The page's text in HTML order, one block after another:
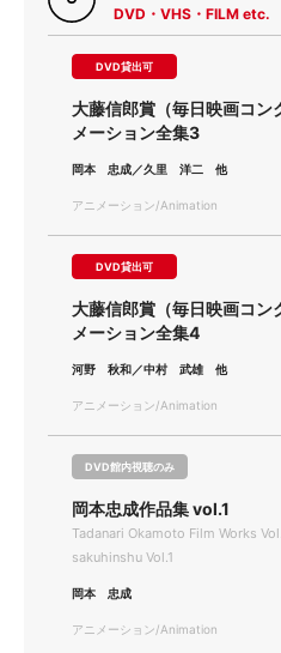
DVD・VHS・FILM etc.
DVD貸出可
大藤信郎賞（毎日映画コ
メーション全集3
岡本 忠成／久里 洋二 他
アニメーション/Animation
DVD貸出可
大藤信郎賞（毎日映画コ
メーション全集4
河野 秋和／中村 武雄 他
アニメーション/Animation
DVD館内視聴のみ
岡本忠成作品集 vol.1
Tadanari Okamoto Film Works
sakuhinshu Vol.1
岡本 忠成
アニメーション/Animation